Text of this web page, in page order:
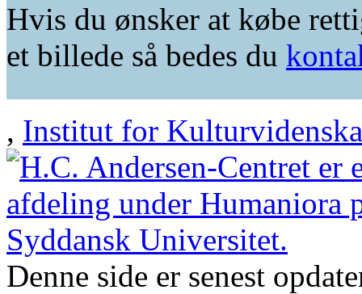
Hvis du ønsker at købe
et billede så bedes du
, Institut for
Denne side er senest